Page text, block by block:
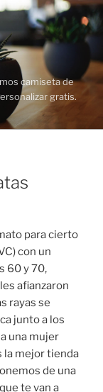
camiseta de
gratis.
para cierto
con un
60 y 70,
afianzaron
rayas se
junto a los
una mujer
la mejor tienda
de una
te van a